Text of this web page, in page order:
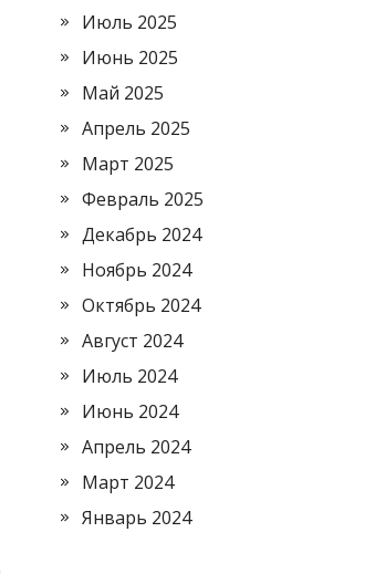
Июль 2025
Июнь 2025
Май 2025
Апрель 2025
Март 2025
Февраль 2025
Декабрь 2024
Ноябрь 2024
Октябрь 2024
Август 2024
Июль 2024
Июнь 2024
Апрель 2024
Март 2024
Январь 2024